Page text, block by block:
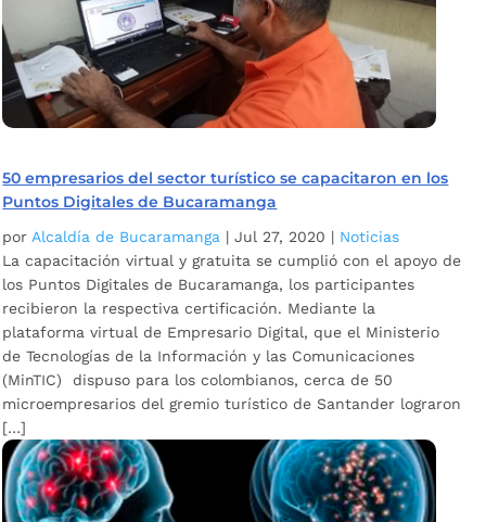
50 empresarios del sector turístico se capacitaron en los
Puntos Digitales de Bucaramanga
porAlcaldía de Bucaramanga |Jul 27, 2020 | Noticias
La capacitación virtual y gratuita se cumplió con el apoyo de
los Puntos Digitales de Bucaramanga, los participantes
recibieron la respectiva certificación. Mediante la
plataforma virtual de Empresario Digital, que el Ministerio
de Tecnologías de la Información y las Comunicaciones
(MinTIC) dispuso para los colombianos, cerca de 50
microempresarios del gremio turístico de Santander lograron
[…]